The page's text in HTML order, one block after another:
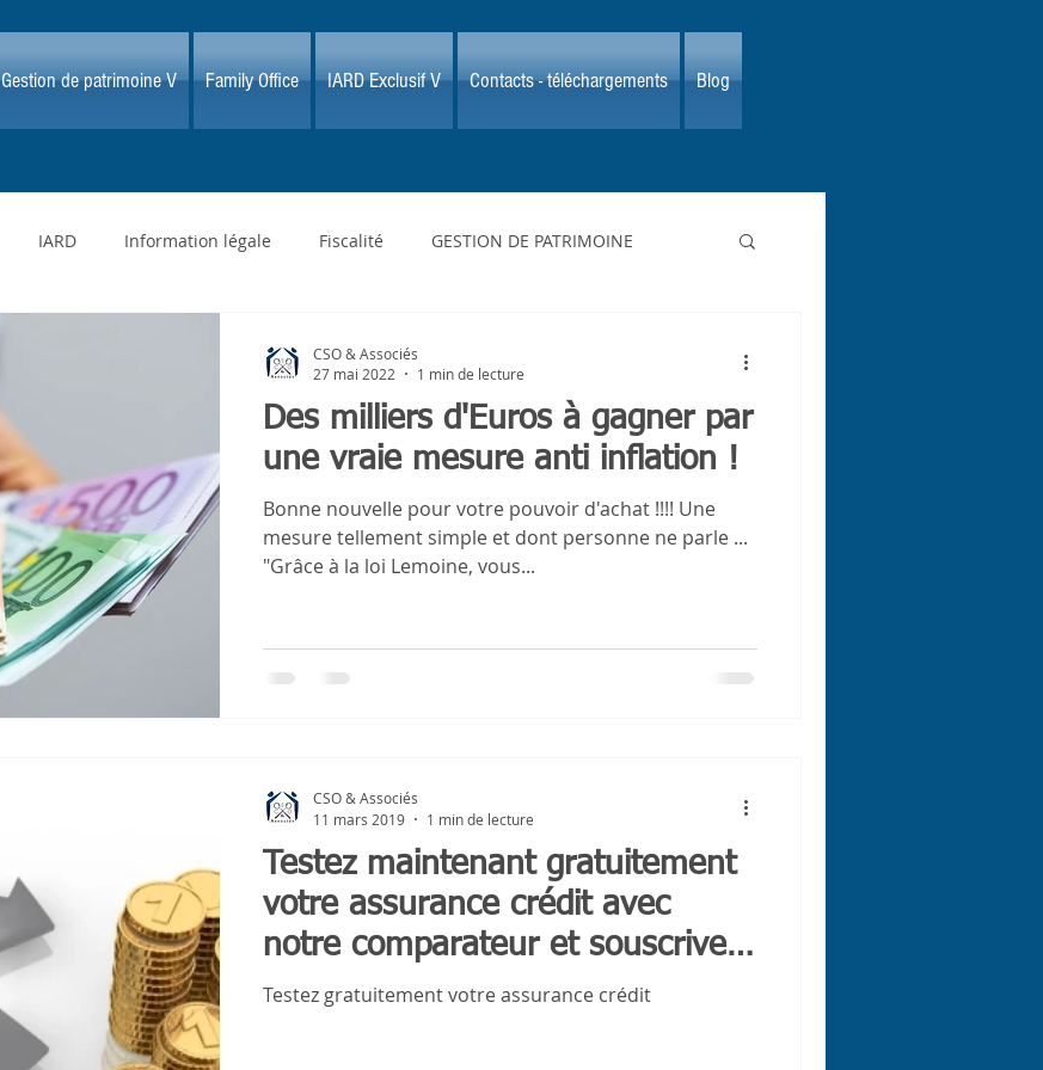
Gestion de patrimoine V Family Office IARD Exclusif V Contacts - téléchargements Blog
IARD Information légale Fiscalité GESTION DE PATRIMOINE
Des milliers d'Euros à gagner par
une vraie mesure anti inflation !
Bonne nouvelle pour votre pouvoir d'achat !!!! Une
mesure tellement simple et dont personne ne parle ...
"Grâce à la loi Lemoine, vous...
CSO & Associés
27 mai 2022
1 min de lecture
Testez maintenant gratuitement
votre assurance crédit avec
notre comparateur et souscrivez
en ligne
Testez gratuitement votre assurance crédit
CSO & Associés
11 mars 2019
1 min de lecture